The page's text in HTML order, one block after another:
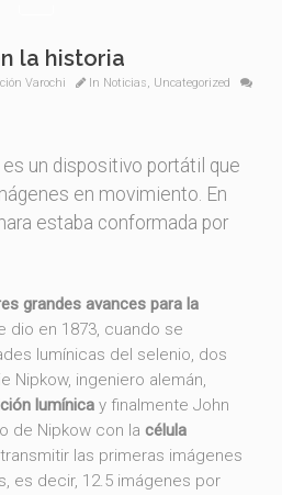
la historia
Varochi In Noticias, Uncategorized
es un dispositivo portátil que
en movimiento. En
estaba conformada por
grandes avances para la
dio en 1873, cuando se
lumínicas del selenio, dos
Nipkow, ingeniero alemán,
lumínica y finalmente John
de Nipkow con la célula
las primeras imágenes
es decir, 12.5 imágenes por